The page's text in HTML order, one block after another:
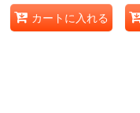
カートに入れる